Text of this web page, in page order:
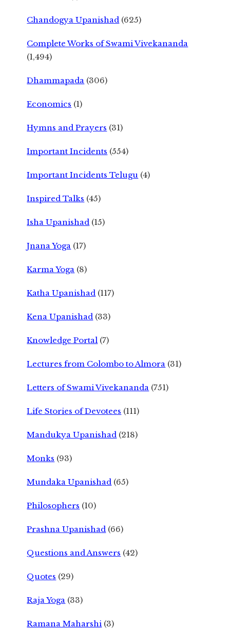
Chandogya Upanishad (625)
Complete Works of Swami Vivekananda
(1,494)
Dhammapada (306)
Economics (1)
Hymns and Prayers (31)
Important Incidents (554)
Important Incidents Telugu (4)
Inspired Talks (45)
Isha Upanishad (15)
Jnana Yoga (17)
Karma Yoga (8)
Katha Upanishad (117)
Kena Upanishad (33)
Knowledge Portal (7)
Lectures from Colombo to Almora (31)
Letters of Swami Vivekananda (751)
Life Stories of Devotees (111)
Mandukya Upanishad (218)
Monks (93)
Mundaka Upanishad (65)
Philosophers (10)
Prashna Upanishad (66)
Questions and Answers (42)
Quotes (29)
Raja Yoga (33)
Ramana Maharshi (3)